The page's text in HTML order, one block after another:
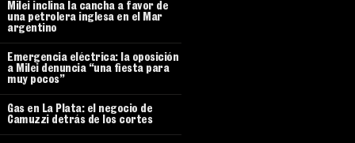
Milei inclina la cancha a favor de
una petrolera inglesa en el Mar
argentino
Emergencia eléctrica: la oposición
a Milei denuncia “una fiesta para
muy pocos”
Gas en La Plata: el negocio de
Camuzzi detrás de los cortes